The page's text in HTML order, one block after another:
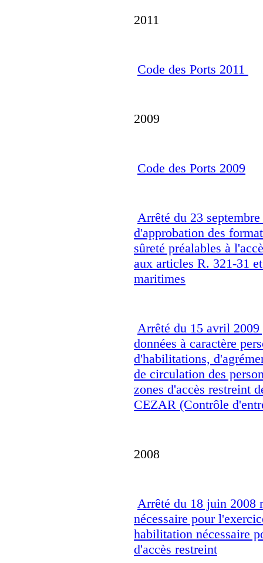
2011
Code des Ports 2011
2009
Code des Ports 2009
Arrêté du 23
d'approbation des
sûreté préalables à
aux articles R. 321-31
maritimes
Arrêté du 15 avril 2009
données à caractère
d'habilitations,
de circulation des
zones d'accès restreint
CEZAR (Contrôle
2008
Arrêté du 18 juin 2008
nécessaire pour
habilitation nécessaire
d'accès restreint